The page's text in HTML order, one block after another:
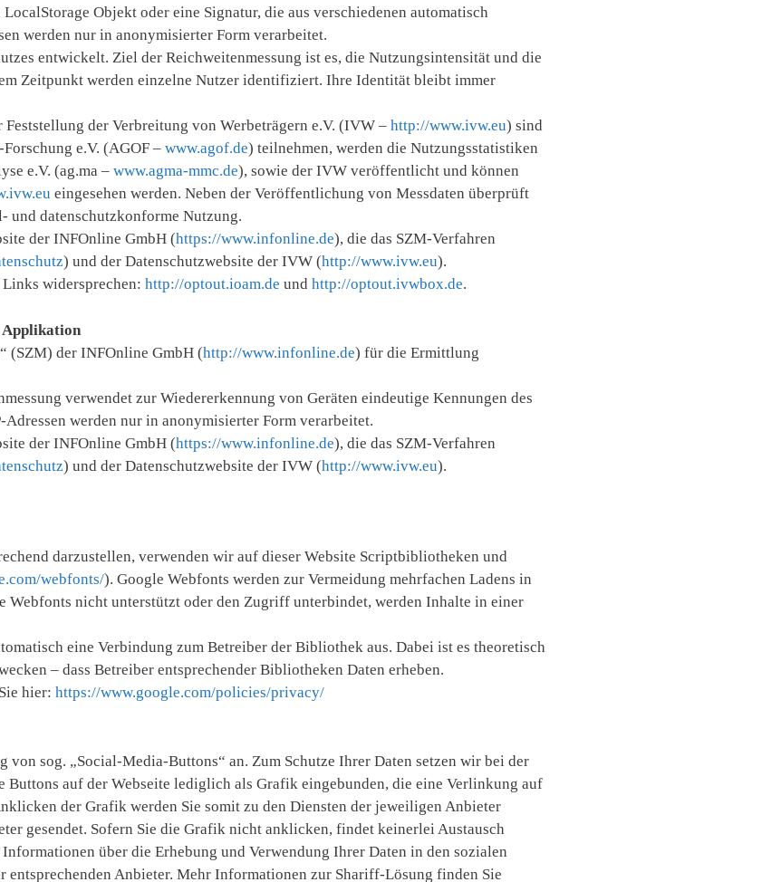
Objekt oder eine Signatur, die aus verschiedenen automatisch
werden nur in anonymisierter Form verarbeitet.
entwickelt. Ziel der Reichweitenmessung ist es, die Nutzungsintensität und die
Zeitpunkt werden einzelne Nutzer identifiziert. Ihre Identität bleibt immer
der Verbreitung von Werbeträgern e.V. (IVW – http://www.ivw.eu) sind
e.V. (AGOF – www.agof.de) teilnehmen, werden die Nutzungsstatistiken
e.V. (ag.ma – www.agma-mmc.de), sowie der IVW veröffentlicht und können
eingesehen werden. Neben der Veröffentlichung von Messdaten überprüft
und datenschutzkonforme Nutzung.
der INFOnline GmbH (https://www.infonline.de), die das SZM-Verfahren
) und der Datenschutzwebsite der IVW (http://www.ivw.eu).
widersprechen: http://optout.ioam.de und http://optout.ivwbox.de.
Applikation
(SZM) der INFOnline GmbH (http://www.infonline.de) für die Ermittlung
verwendet zur Wiedererkennung von Geräten eindeutige Kennungen des
werden nur in anonymisierter Form verarbeitet.
der INFOnline GmbH (https://www.infonline.de), die das SZM-Verfahren
) und der Datenschutzwebsite der IVW (http://www.ivw.eu).
darzustellen, verwenden wir auf dieser Website Scriptbibliotheken und
webfonts/). Google Webfonts werden zur Vermeidung mehrfachen Ladens in
Webfonts nicht unterstützt oder den Zugriff unterbindet, werden Inhalte in einer
eine Verbindung zum Betreiber der Bibliothek aus. Dabei ist es theoretisch
– dass Betreiber entsprechender Bibliotheken Daten erheben.
hier: https://www.google.com/policies/privacy/
sog. „Social-Media-Buttons“ an. Zum Schutze Ihrer Daten setzen wir bei der
auf der Webseite lediglich als Grafik eingebunden, die eine Verlinkung auf
der Grafik werden Sie somit zu den Diensten der jeweiligen Anbieter
gesendet. Sofern Sie die Grafik nicht anklicken, findet keinerlei Austausch
über die Erhebung und Verwendung Ihrer Daten in den sozialen
Anbieter. Mehr Informationen zur Shariff-Lösung finden Sie